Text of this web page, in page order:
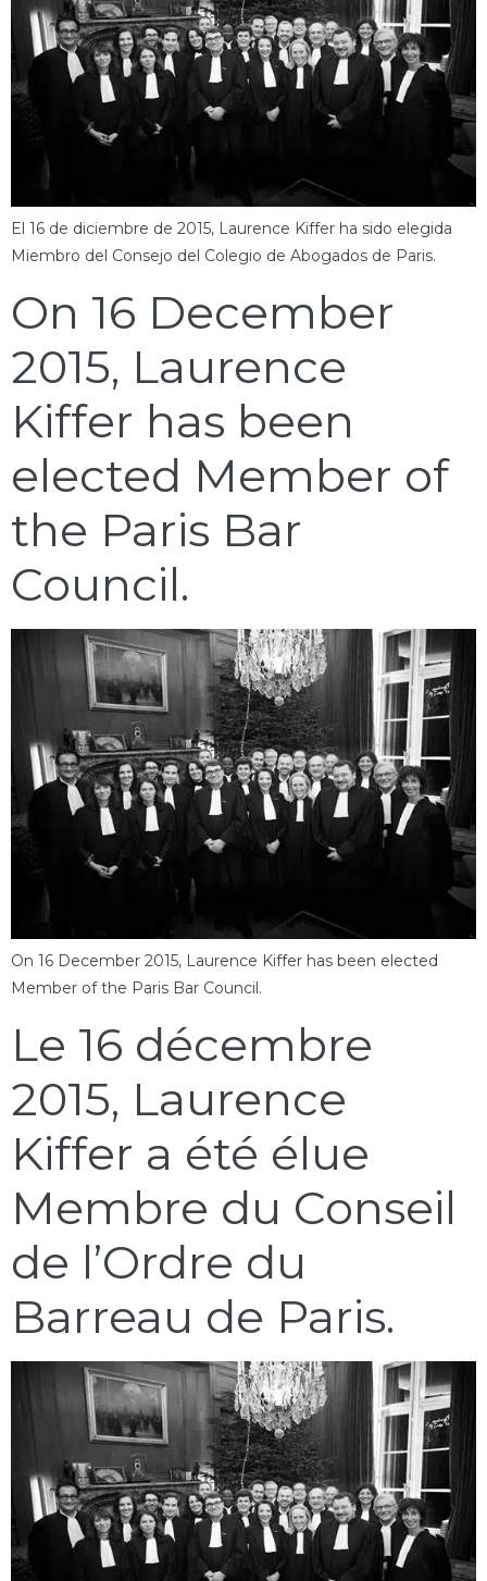
El 16 de diciembre de 2015, Laurence Kiffer ha sido elegida
Miembro del Consejo del Colegio de Abogados de Paris.
On 16 December
2015, Laurence
Kiffer has been
elected Member of
the Paris Bar
Council.
On 16 December 2015, Laurence Kiffer has been elected
Member of the Paris Bar Council.
Le 16 décembre
2015, Laurence
Kiffer a été élue
Membre du Conseil
de l’Ordre du
Barreau de Paris.